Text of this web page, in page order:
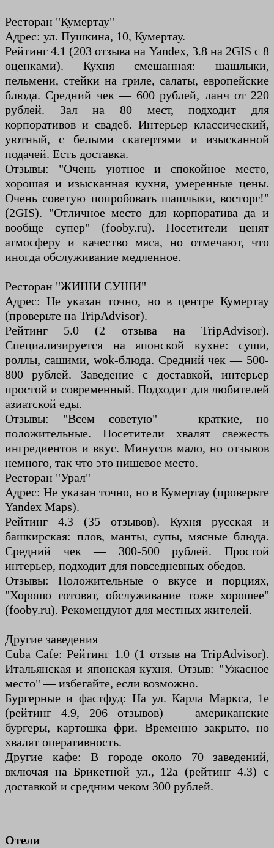
Ресторан "Кумертау"
Адрес: ул. Пушкина, 10, Кумертау.
Рейтинг 4.1 (203 отзыва на Yandex, 3.8 на 2GIS с 8
оценками). Кухня смешанная: шашлыки,
пельмени, стейки на гриле, салаты, европейские
блюда. Средний чек — 600 рублей, ланч от 220
рублей. Зал на 80 мест, подходит для
корпоративов и свадеб. Интерьер классический,
уютный, с белыми скатертями и изысканной
подачей. Есть доставка.
Отзывы: "Очень уютное и спокойное место,
хорошая и изысканная кухня, умеренные цены.
Очень советую попробовать шашлыки, восторг!"
(2GIS). "Отличное место для корпоратива да и
вообще супер" (fooby.ru). Посетители ценят
атмосферу и качество мяса, но отмечают, что
иногда обслуживание медленное.
Ресторан "ЖИШИ СУШИ"
Адрес: Не указан точно, но в центре Кумертау
(проверьте на TripAdvisor).
Рейтинг 5.0 (2 отзыва на TripAdvisor).
Специализируется на японской кухне: суши,
роллы, сашими, wok-блюда. Средний чек — 500-
800 рублей. Заведение с доставкой, интерьер
простой и современный. Подходит для любителей
азиатской еды.
Отзывы: "Всем советую" — краткие, но
положительные. Посетители хвалят свежесть
ингредиентов и вкус. Минусов мало, но отзывов
немного, так что это нишевое место.
Ресторан "Урал"
Адрес: Не указан точно, но в Кумертау (проверьте
Yandex Maps).
Рейтинг 4.3 (35 отзывов). Кухня русская и
башкирская: плов, манты, супы, мясные блюда.
Средний чек — 300-500 рублей. Простой
интерьер, подходит для повседневных обедов.
Отзывы: Положительные о вкусе и порциях,
"Хорошо готовят, обслуживание тоже хорошее"
(fooby.ru). Рекомендуют для местных жителей.
Другие заведения
Cuba Cafe: Рейтинг 1.0 (1 отзыв на TripAdvisor).
Итальянская и японская кухня. Отзыв: "Ужасное
место" — избегайте, если возможно.
Бургерные и фастфуд: На ул. Карла Маркса, 1е
(рейтинг 4.9, 206 отзывов) — американские
бургеры, картошка фри. Временно закрыто, но
хвалят оперативность.
Другие кафе: В городе около 70 заведений,
включая на Брикетной ул., 12а (рейтинг 4.3) с
доставкой и средним чеком 300 рублей.
Отели